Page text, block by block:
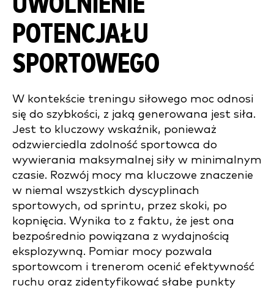
POTENCJAŁU
SPORTOWEGO
W kontekście treningu siłowego moc odnosi
się do szybkości, z jaką generowana jest siła.
Jest to kluczowy wskaźnik, ponieważ
odzwierciedla zdolność sportowca do
wywierania maksymalnej siły w minimalnym
czasie. Rozwój mocy ma kluczowe znaczenie
w niemal wszystkich dyscyplinach
sportowych, od sprintu, przez skoki, po
kopnięcia. Wynika to z faktu, że jest ona
bezpośrednio powiązana z wydajnością
eksplozywną. Pomiar mocy pozwala
sportowcom i trenerom ocenić efektywność
ruchu oraz zidentyfikować słabe punkty